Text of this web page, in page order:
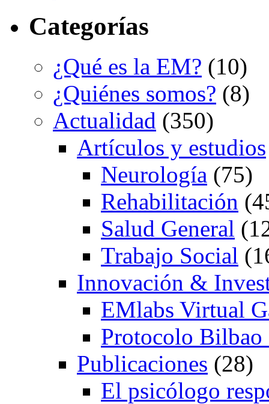
Categorías
¿Qué es la EM? (10)
¿Quiénes somos? (8)
Actualidad (350)
Artículos y estudios
Neurología (75)
Rehabilitación
Salud General
Trabajo Social
Innovación &
EMlabs Virtual
Protocolo
Publicaciones (28)
El psicólogo